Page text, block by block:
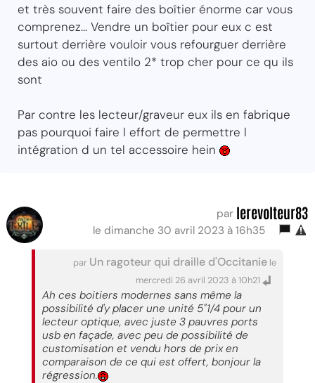
et très souvent faire des boîtier énorme car vous
comprenez... Vendre un boîtier pour eux c est
surtout derrière vouloir vous refourguer derrière
des aio ou des ventilo 2* trop cher pour ce qu ils
sont
Par contre les lecteur/graveur eux ils en fabrique
pas pourquoi faire l effort de permettre l
intégration d un tel accessoire hein
par lerevolteur83
le dimanche 30 avril 2023 à 16h35
par Un ragoteur qui draille d'Occitanie le
mercredi 26 avril 2023 à 10h21
Ah ces boitiers modernes sans même la
possibilité d'y placer une unité 5"1/4 pour un
lecteur optique, avec juste 3 pauvres ports
usb en façade, avec peu de possibilité de
customisation et vendu hors de prix en
comparaison de ce qui est offert, bonjour la
régression.